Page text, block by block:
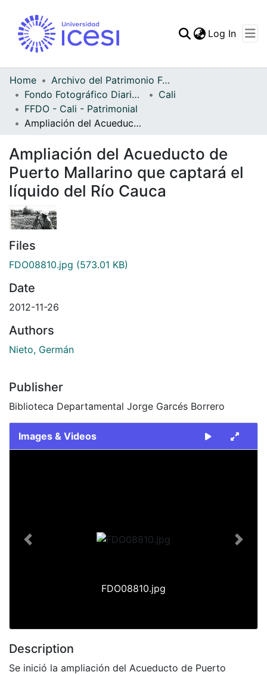
Statistics
Log In
Home
Archivo del Patrimonio Fotográfico y Fílmico del Valle del Cauca
Fondo Fotográfico Diario Occidente
Cali
FFDO - Cali - Patrimonial
Ampliación del Acueducto de Puerto Mallarino que captará el líquido del Río Cauca
Ampliación del Acueducto de
Puerto Mallarino que captará el
líquido del Río Cauca
Files
FDO08810.jpg (573.01 KB)
Date
2012-11-26
Authors
Nieto, Germán
Publisher
Biblioteca Departamental Jorge Garcés Borrero
Images & Videos
FDO08810.jpg
Previous Next
Description
Se inició la ampliación del Acueducto de Puerto